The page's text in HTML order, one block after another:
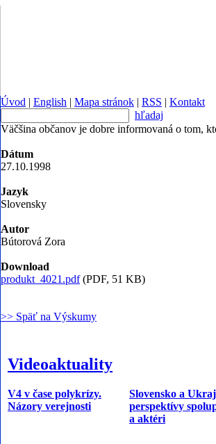
Úvod | English | Mapa stránok | RSS | Kontakt
hľadaj
Väčšina občanov je dobre informovaná o tom,
Dátum
27.10.1998
Jazyk
Slovensky
Autor
Bútorová Zora
Download
produkt_4021.pdf(PDF, 51 KB)
>> Späť na Výskumy
Videoaktuality
V4 v čase polykrízy.
Názory verejnosti
Slovensko a
perspektívy
a aktéri